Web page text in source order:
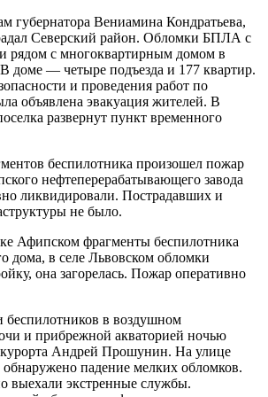
губернатора Вениамина Кондратьева,
Северский район. Обломки БПЛА с
рядом с многоквартирным домом в
доме — четыре подъезда и 177 квартир.
и проведения работ по
объявлена эвакуация жителей. В
развернут пункт временного
беспилотника произошел пожар
нефтеперерабатывающего завода
ликвидировали. Пострадавших и
не было.
Афипском фрагменты беспилотника
дома, в селе Львовском обломки
она загорелась. Пожар оперативно
беспилотников в воздушном
и прибрежной акваторией ночью
Андрей Прошунин. На улице
падение мелких обломков.
выехали экстренные службы.